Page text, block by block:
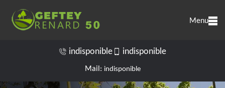
Menu
indisponible indisponible
Mail: indisponible